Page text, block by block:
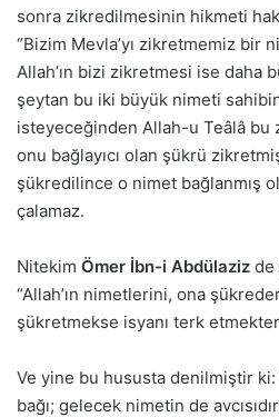
sonra zikredilmesinin hikmeti
“Bizim Mevla’yı zikretmemiz bir
Allah’ın bizi zikretmesi ise daha
şeytan bu iki büyük nimeti
isteyeceğinden Allah-u Teâlâ
onu bağlayıcı olan şükrü
şükredilince o nimet bağlanmış
çalamaz.
Nitekim Ömer İbn-i Abdülaziz de
“Allah’ın nimetlerini, ona
şükretmekse isyanı terk
Ve yine bu hususta denilmiştir
bağı; gelecek nimetin de